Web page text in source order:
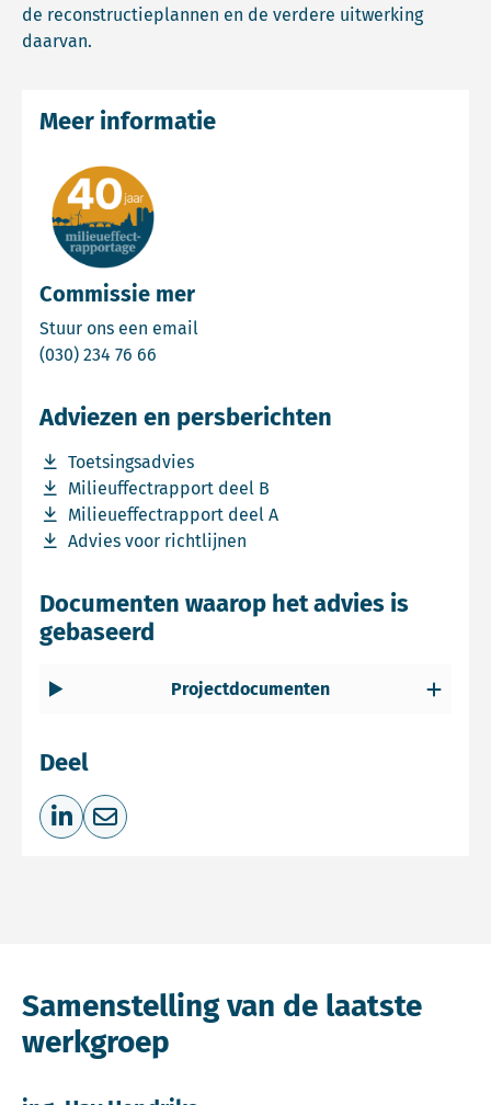
de reconstructieplannen en de verdere uitwerking
daarvan.
Commissie mer
Stuur ons een email
(030) 234 76 66
Meer informatie
Adviezen en persberichten
Toetsingsadvies
Download bestand Toetsingsadvies
Milieuffectrapport deel B
Download bestand Milieuffectrapport deel B
Milieueffectrapport deel A
Download bestand Milieueffectrapport deel A
Advies voor richtlijnen
Download bestand Advies voor richtlijnen
Documenten waarop het advies is
gebaseerd
Projectdocumenten
Deel
Deel op LinkedIn
Deel via e-mail
Samenstelling van de laatste
werkgroep